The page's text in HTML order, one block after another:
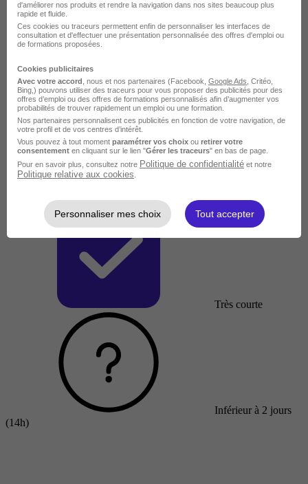
Très courte
Inférieur à 2 jours
(14h)
d'améliorer nos produits et rendre la navigation dans nos sites beaucoup plus
rapide et fluide.
Ces cookies ou traceurs permettent enfin de personnaliser les interfaces de
consultation et d'effectuer une présentation personnalisée des offres d'emploi ou
de formations proposées.
Cookies publicitaires
Avec votre accord , nous et nos partenaires (Facebook, Google Ads , Critéo,
Bing,) pouvons utiliser des traceurs pour vous proposer des publicités pour des
offres d’emploi ou des offres de formations personnalisés afin d’augmenter vos
probabilités de trouver rapidement un emploi ou une formation.
Nos partenaires personnalisent ces publicités en fonction de votre navigation, de
votre profil et de vos centres d’intérêt.
Vous pouvez à tout moment paramétrer vos choix ou retirer votre
consentement en cliquant sur le lien "Gérer les traceurs" en bas de page.
Pour en savoir plus, consultez notre Politique de confidentialité et notre
Politique relative aux cookies
Personnaliser mes choix Tout accepter